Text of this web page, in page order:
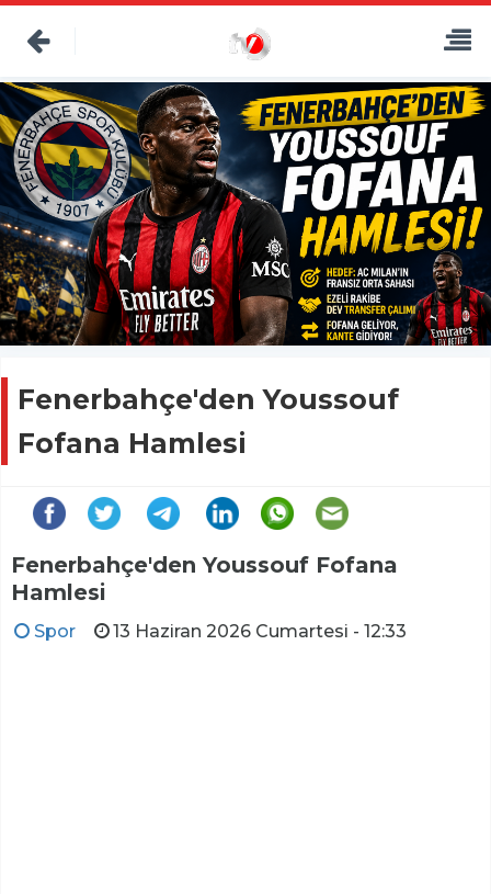
Fenerbahçe'den Youssouf
Fofana Hamlesi
Fenerbahçe'den Youssouf Fofana
Hamlesi
Spor 13 Haziran 2026 Cumartesi - 12:33